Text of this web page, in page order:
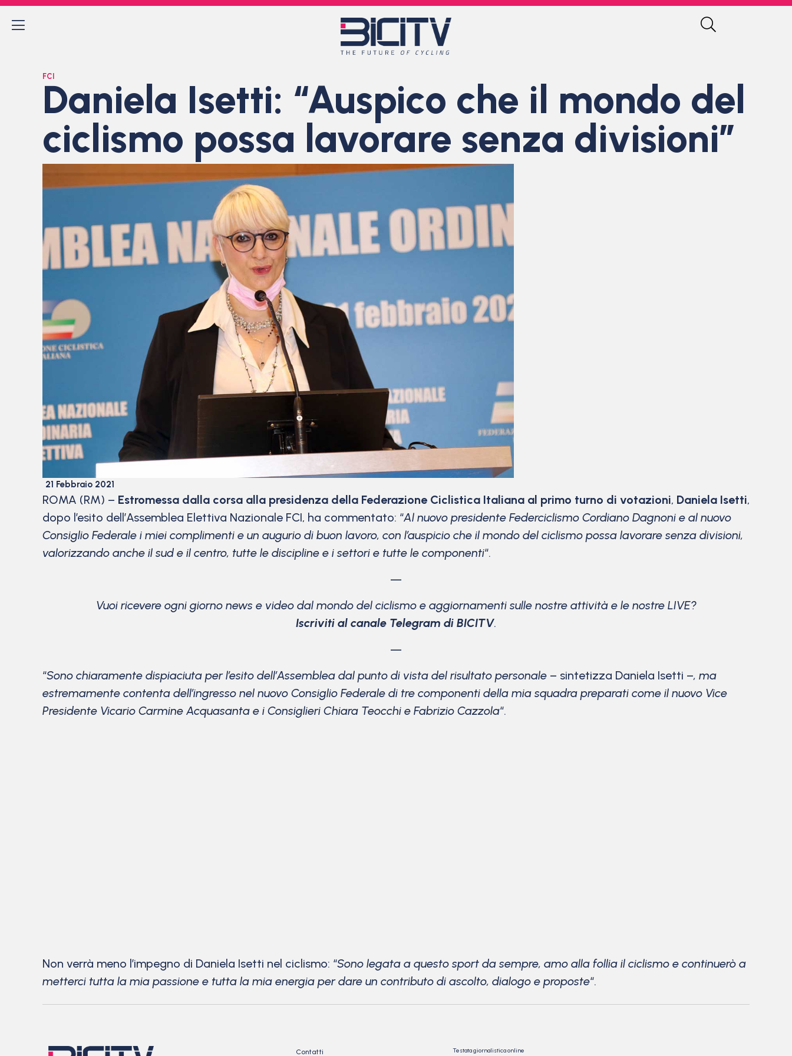
FCI
Daniela Isetti: “Auspico che il mondo del
ciclismo possa lavorare senza divisioni”
21 Febbraio 2021
ROMA (RM) – Estromessa dalla corsa alla presidenza della Federazione Ciclistica Italiana al primo turno di votazioni, Daniela Isetti,
dopo l’esito dell’Assemblea Elettiva Nazionale FCI, ha commentato: “Al nuovo presidente Federciclismo Cordiano Dagnoni e al nuovo
Consiglio Federale i miei complimenti e un augurio di buon lavoro, con l’auspicio che il mondo del ciclismo possa lavorare senza divisioni,
valorizzando anche il sud e il centro, tutte le discipline e i settori e tutte le componenti“.
—
Vuoi ricevere ogni giorno news e video dal mondo del ciclismo e aggiornamenti sulle nostre attività e le nostre LIVE?
Iscriviti al canale Telegram di BICITV.
—
“Sono chiaramente dispiaciuta per l’esito dell’Assemblea dal punto di vista del risultato personale – sintetizza Daniela Isetti –, ma
estremamente contenta dell’ingresso nel nuovo Consiglio Federale di tre componenti della mia squadra preparati come il nuovo Vice
Presidente Vicario Carmine Acquasanta e i Consiglieri Chiara Teocchi e Fabrizio Cazzola“.
Non verrà meno l’impegno di Daniela Isetti nel ciclismo: “Sono legata a questo sport da sempre, amo alla follia il ciclismo e continuerò a
metterci tutta la mia passione e tutta la mia energia per dare un contributo di ascolto, dialogo e proposte“.
Contatti
Testata giornalistica online